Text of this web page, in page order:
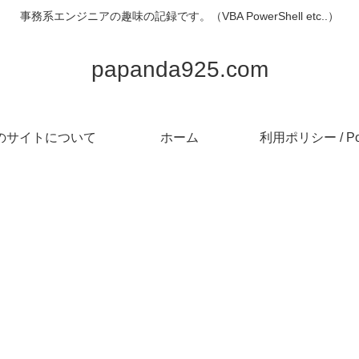
事務系エンジニアの趣味の記録です。（VBA PowerShell etc..）
papanda925.com
サイトについて ホーム 利用ポリシー /